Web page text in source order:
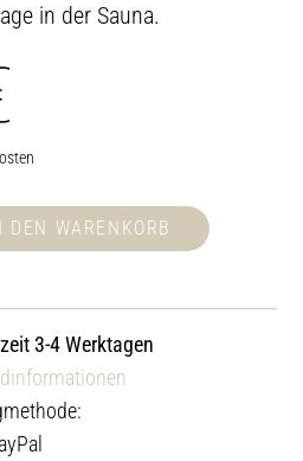
in der Sauna.
DEN WARENKORB
3-4 Werktagen